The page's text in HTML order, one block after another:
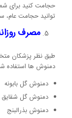
حجامت کنید برای
توانید حجامت عام،
مصرف
طبق نظر پزشکان
دمنوش ها استفاده
دمنوش گل بابونه
دمنوش گل شقایق
دمنوش بذرالبنج